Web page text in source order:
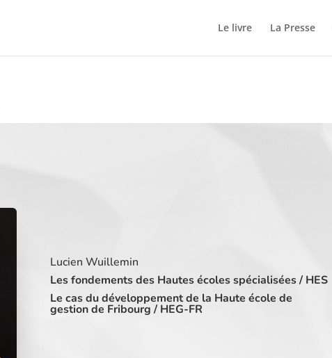
Le livre La Presse
Lucien Wuillemin
Les fondements des Hautes écoles spécialisées / HES
Le cas du développement de la Haute école de
gestion de Fribourg / HEG-FR